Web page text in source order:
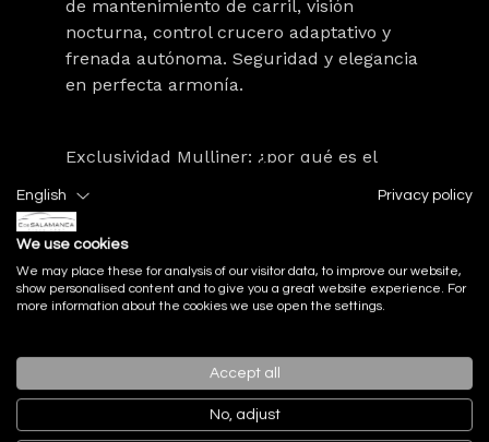
de mantenimiento de carril, visión
nocturna, control crucero adaptativo y
frenada autónoma. Seguridad y elegancia
en perfecta armonía.
Exclusividad Mulliner: ¿por qué es el
modelo más sofisticado?
Historia de Mulliner: la división de lujo de
Bentley
Con más de 500 años de historia, Mulliner
representa el alma más exclusiva de
Bentley. Cada modelo que pasa por sus
manos es sinónimo de perfección,
English Privacy policy
We use cookies
We may place these for analysis of our visitor data, to improve our website,
show personalised content and to give you a great website experience. For
more information about the cookies we use open the settings.
Accept all
No, adjust